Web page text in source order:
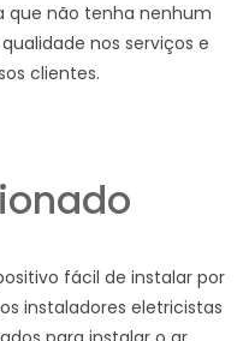
que não tenha nenhum
nos serviços e
clientes.
fácil de instalar por
instaladores eletricistas